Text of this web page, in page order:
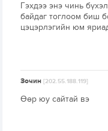
Гэхдээ энэ чинь
байдаг тоглоом биш
цэцэрлэгийн юм
Зочин[202.55.188.119]
Өөр юу сайтай вэ